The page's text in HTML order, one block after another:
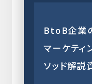
BtoB企業
マーケティ
ソッド解説